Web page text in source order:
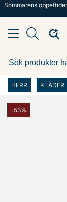
Sommarens
HERR KLÄDER
-53%